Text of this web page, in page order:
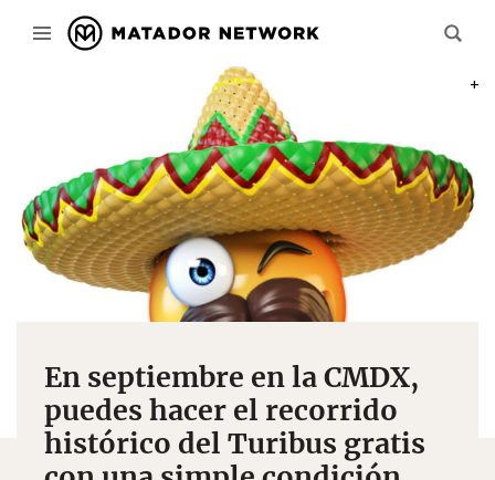
En septiembre en la CMDX,
puedes hacer el recorrido
histórico del Turibus gratis